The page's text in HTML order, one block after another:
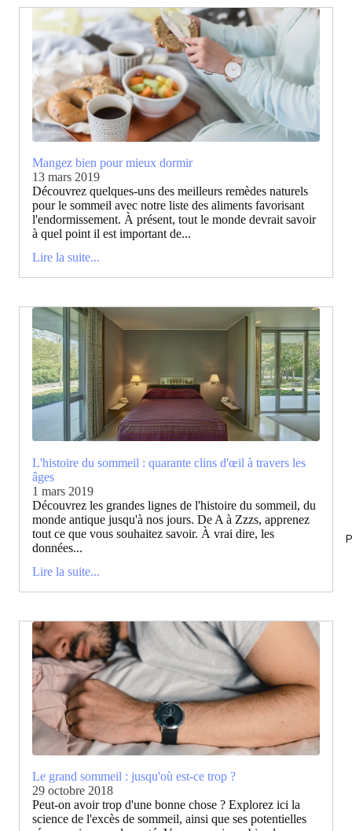
Mangez bien pour mieux dormir
13 mars 2019
Découvrez quelques-uns des meilleurs remèdes naturels
pour le sommeil avec notre liste des aliments favorisant
l'endormissement. À présent, tout le monde devrait savoir
à quel point il est important de...
Lire la suite...
L'histoire du sommeil : quarante clins d'œil à travers les
âges
1 mars 2019
Découvrez les grandes lignes de l'histoire du sommeil, du
monde antique jusqu'à nos jours. De A à Zzzs, apprenez
tout ce que vous souhaitez savoir. À vrai dire, les
données...
Lire la suite...
Le grand sommeil : jusqu'où est-ce trop ?
29 octobre 2018
Peut-on avoir trop d'une bonne chose ? Explorez ici la
science de l'excès de sommeil, ainsi que ses potentielles